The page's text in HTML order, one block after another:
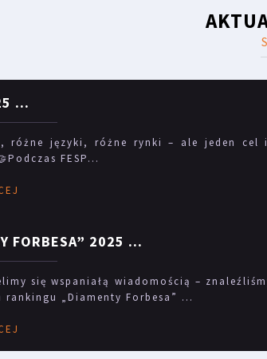
...
różne języki, różne rynki – ale jeden cel
FESP...
FORBESA” 2025 ...
się wspaniałą wiadomością –
rankingu „Diamenty Forbesa” ...